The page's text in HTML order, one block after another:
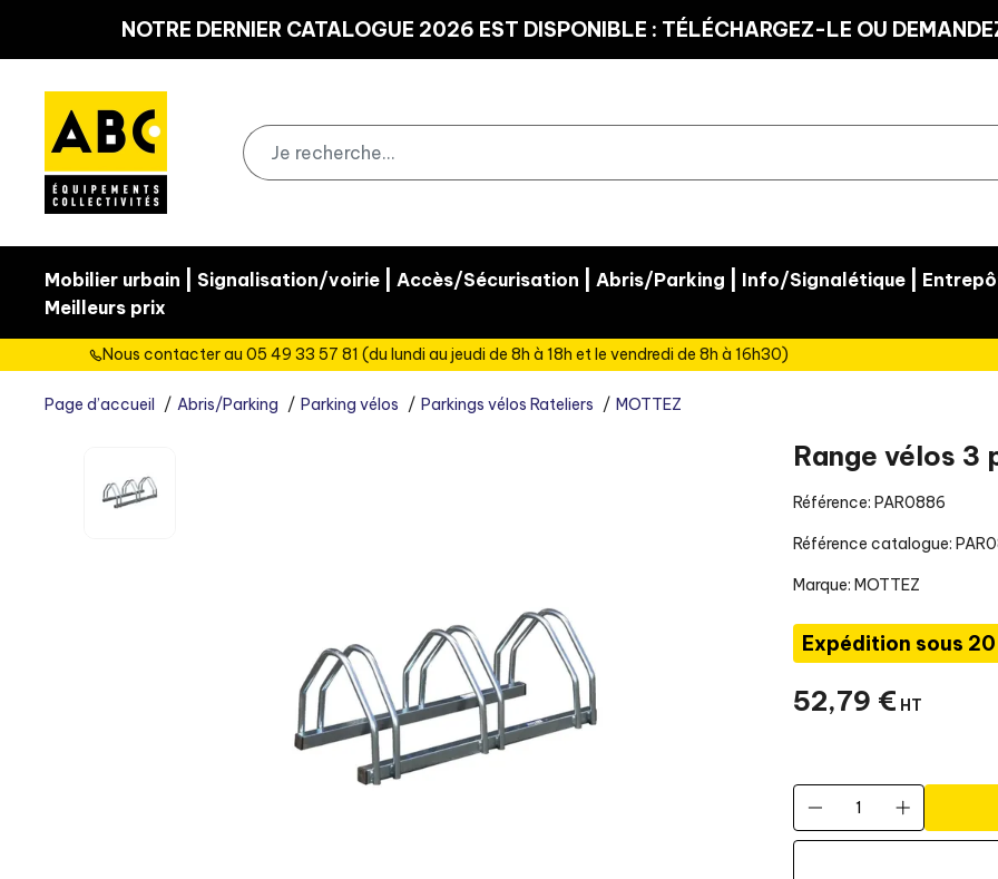
NOTRE DERNIER CATALOGUE 2026 EST DISPONIBLE : TÉLÉCHARGEZ-LE OU
Mobilier urbain Signalisation/voirie Accès/Sécurisation Abris/Parking Info/Signalétique
Meilleurs prix
Nous contacter au 05 49 33 57 81 (du lundi au jeudi de 8h à 18h et le vendredi de 8h à 16h30)
Page d’accueil Abris/Parking Parking vélos Parkings vélos Rateliers MOTTEZ
Range vélos 3
Référence: PAR0886
Référence catalogue:
Marque: MOTTEZ
Expédition sous
52,79 € HT